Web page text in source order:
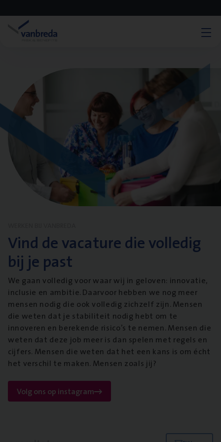
Vind de vacature die volledig
bij je past
We gaan volledig voor waar wij in geloven: innovatie,
inclusie en ambitie. Daarvoor hebben we nog meer
mensen nodig die ook volledig zichzelf zijn. Mensen
die weten dat je stabiliteit nodig hebt om te
innoveren en berekende risico’s te nemen. Mensen die
weten dat deze job meer is dan spelen met regels en
cijfers. Mensen die weten dat het een kans is om écht
het verschil te maken. Mensen zoals jij?
Volg ons op instagram